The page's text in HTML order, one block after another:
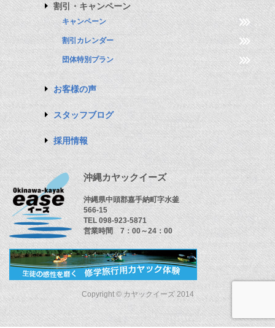
割引・キャンペーン
キャンペーン
割引カレンダー
団体特別プラン
お客様の声
スタッフブログ
採用情報
沖縄カヤックイーズ
沖縄県中頭郡嘉手納町字水釜
566-15
TEL 098-923-5871
営業時間 7：00～24：00
Copyright © カヤックイーズ 2014